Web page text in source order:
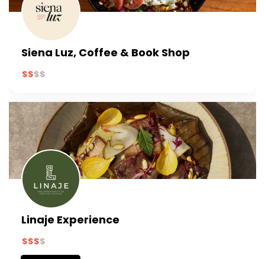
Siena Luz, Coffee & Book Shop
Linaje Experience